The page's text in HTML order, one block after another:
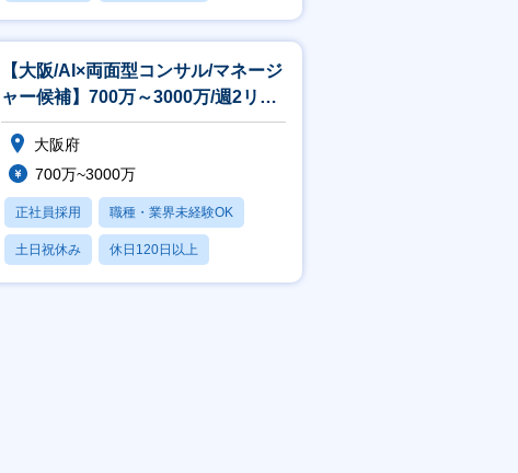
転勤なし
【大阪/AI×両面型コンサル/マネージ
ャー候補】700万～3000万/週2リモ
ート/フレックス制度
大阪府
700万~3000万
正社員採用 職種・業界未経験OK
土日祝休み 休日120日以上
月残業20時間以内